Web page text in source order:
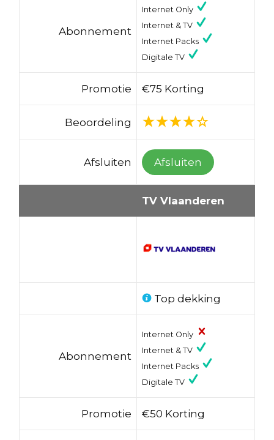
Abonnement
Internet Only
Internet & TV
Internet Packs
Digitale TV
Promotie €75 Korting
Beoordeling
Afsluiten Afsluiten
TV Vlaanderen
Top dekking
Abonnement
Internet Only
Internet & TV
Internet Packs
Digitale TV
Promotie €50 Korting